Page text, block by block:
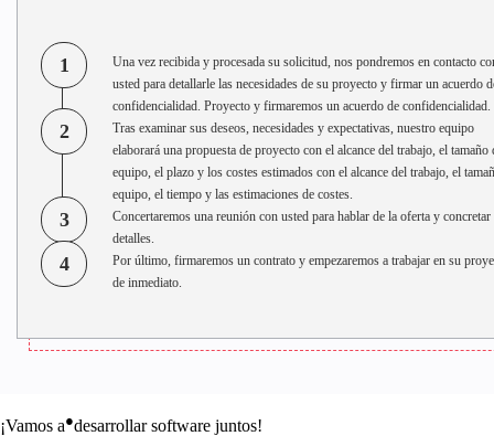
1
Una vez recibida y procesada su solicitud, nos pondremos en contacto
usted para detallarle las necesidades de su proyecto y firmar un acuerdo
confidencialidad. Proyecto y firmaremos un acuerdo de confidencialidad.
2
Tras examinar sus deseos, necesidades y expectativas, nuestro equipo
elaborará una propuesta de proyecto con el alcance del trabajo, el tamaño
equipo, el plazo y los costes estimados con el alcance del trabajo, el
equipo, el tiempo y las estimaciones de costes.
3
Concertaremos una reunión con usted para hablar de la oferta y concretar
detalles.
4
Por último, firmaremos un contrato y empezaremos a trabajar en su
de inmediato.
¡Vamos a●desarrollar software juntos!